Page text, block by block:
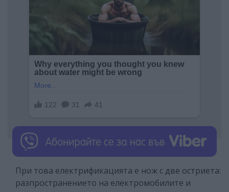
При това електрификацията е нож с две остриета:
разпространението на електромобилите и